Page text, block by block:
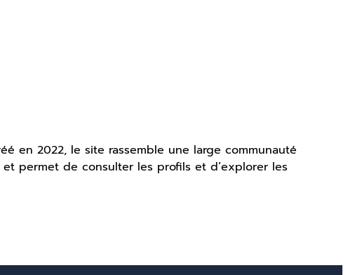
en 2022, le site rassemble une large communauté
permet de consulter les profils et d’explorer les